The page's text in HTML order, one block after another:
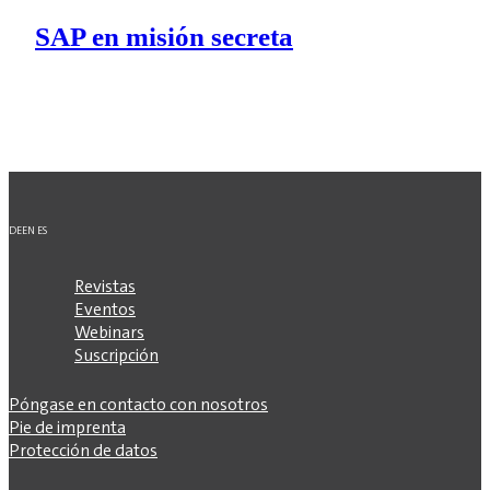
SAP en misión secreta
DEEN ES
Revistas
Eventos
Webinars
Suscripción
Póngase en contacto con nosotros
Pie de imprenta
Protección de datos